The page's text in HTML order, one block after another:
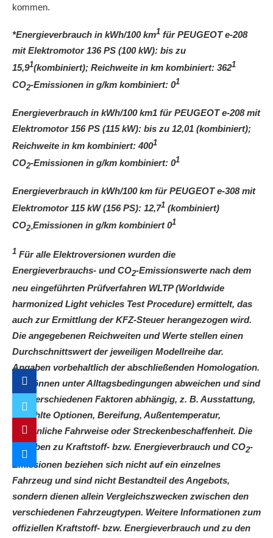
kommen.
*Energieverbrauch in kWh/100 km1 für PEUGEOT e-208
mit Elektromotor 136 PS (100 kW): bis zu
15,91(kombiniert); Reichweite in km kombiniert: 3621
CO2-Emissionen in g/km kombiniert: 01
Energieverbrauch in kWh/100 km1 für PEUGEOT e-208 mit
Elektromotor 156 PS (115 kW): bis zu 12,01 (kombiniert);
Reichweite in km kombiniert: 4001
CO2-Emissionen in g/km kombiniert: 01
Energieverbrauch in kWh/100 km für PEUGEOT e-308 mit
Elektromotor 115 kW (156 PS): 12,71 (kombiniert)
CO2-Emissionen in g/km kombiniert 01
1 Für alle Elektroversionen wurden die
Energieverbrauchs- und CO2-Emissionswerte nach dem
neu eingeführten Prüfverfahren WLTP (Worldwide
harmonized Light vehicles Test Procedure) ermittelt, das
auch zur Ermittlung der KFZ-Steuer herangezogen wird.
Die angegebenen Reichweiten und Werte stellen einen
Durchschnittswert der jeweiligen Modellreihe dar.
Angaben vorbehaltlich der abschließenden Homologation.
Sie können unter Alltagsbedingungen abweichen und sind
von verschiedenen Faktoren abhängig, z. B. Ausstattung,
gewählte Optionen, Bereifung, Außentemperatur,
persönliche Fahrweise oder Streckenbeschaffenheit. Die
Angaben zu Kraftstoff- bzw. Energieverbrauch und CO2-
Emissionen beziehen sich nicht auf ein einzelnes
Fahrzeug und sind nicht Bestandteil des Angebots,
sondern dienen allein Vergleichszwecken zwischen den
verschiedenen Fahrzeugtypen. Weitere Informationen zum
offiziellen Kraftstoff- bzw. Energieverbrauch und zu den